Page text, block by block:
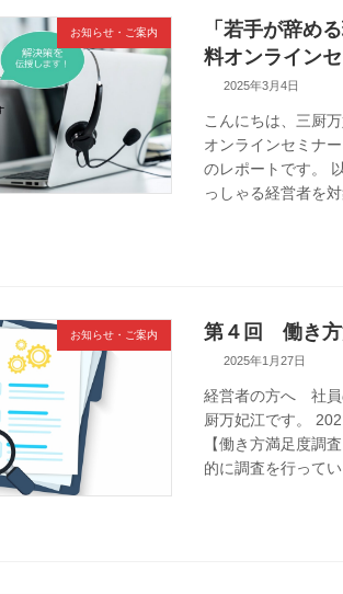
お知らせ・ご案内
「若手が辞め
料オンライン
2025年3月4日
こんにちは、三厨
オンラインセミナ
のレポートです。
っしゃる経営者を
お知らせ・ご案内 第４回 働き方
2025年1月27日
経営者の方へ 社員
厨万妃江です。
【働き方満足度調
的に調査を行って